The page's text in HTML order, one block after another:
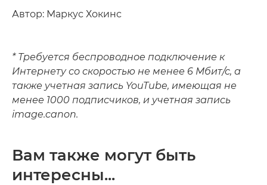
Автор: Маркус Хокинс
* Требуется беспроводное подключение к
Интернету со скоростью не менее 6 Мбит/с, а
также учетная запись YouTube, имеющая не
менее 1000 подписчиков, и учетная запись
image.canon.
Вам также могут быть
интересны...